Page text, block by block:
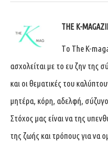
THE K-
Tο The K-
ασχολείται με το ευ ζην της
και οι θεματικές του
μητέρα, κόρη, αδελφή,
Στόχος μας είναι να της
της ζωής και τρόπους για να